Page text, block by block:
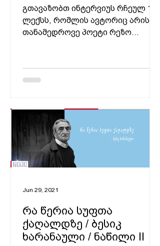
გთავაზობთ ინტერვიუს რჩეულ 15
ლექსს, რომლის ავტორიც არის
თანამედროვე პოეტი რეზო
ღმერთები,...
რა წერია სუფთა
ქაღალდზე / ბესიკ
ხარანაული / ნაწილი II
Jun 29, 2021